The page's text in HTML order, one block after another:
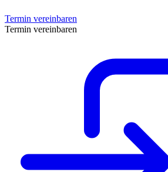
Termin vereinbaren
Termin vereinbaren